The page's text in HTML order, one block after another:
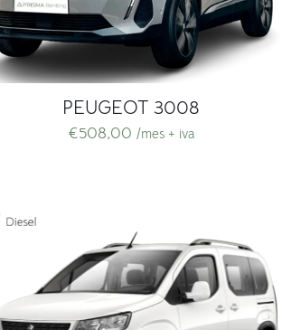
PEUGEOT 3008
€508,00 /mes + iva